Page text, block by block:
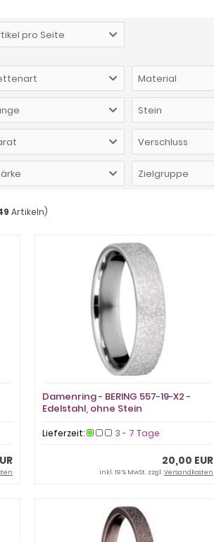
pro Seite
Material
Stein
Verschluss
Zielgruppe
Artikeln)
Damenring - BERING 557-19-X2 -
Edelstahl, ohne Stein
Lieferzeit: 3 - 7 Tage
20,00 EUR
inkl. 19 % MwSt. zzgl.Versandkosten